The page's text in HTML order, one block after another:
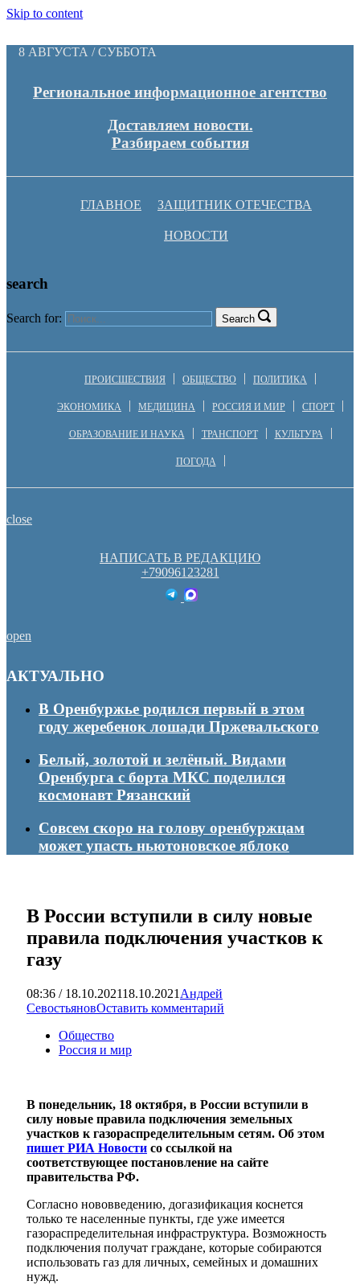
Skip to content
8 АВГУСТА / СУББОТА
Региональное информационное агентство
Доставляем новости.
Разбираем события
ГЛАВНОЕ ЗАЩИТНИК ОТЕЧЕСТВА
НОВОСТИ
search
Search for: Search
ПРОИСШЕСТВИЯ ОБЩЕСТВО ПОЛИТИКА
ЭКОНОМИКА МЕДИЦИНА РОССИЯ И МИР СПОРТ
ОБРАЗОВАНИЕ И НАУКА ТРАНСПОРТ КУЛЬТУРА
ПОГОДА
close
НАПИСАТЬ В РЕДАКЦИЮ
+79096123281
open
АКТУАЛЬНО
В Оренбуржье родился первый в этом
году жеребенок лошади Пржевальского
Белый, золотой и зелёный. Видами
Оренбурга с борта МКС поделился
космонавт Рязанский
Совсем скоро на голову оренбуржцам
может упасть ньютоновское яблоко
В России вступили в силу новые
правила подключения участков к
газу
08:36 / 18.10.202118.10.2021 Андрей
СевостьяновОставить комментарий
Общество
Россия и мир
В понедельник, 18 октября, в России вступили в
силу новые правила подключения земельных
участков к газораспределительным сетям. Об этом
пишет РИА Новости со ссылкой на
соответствующее постановление на сайте
правительства РФ.
Согласно нововведению, догазификация коснется
только те населенные пункты, где уже имеется
газораспределительная инфраструктура. Возможность
подключения получат граждане, которые собираются
использовать газ для личных, семейных и домашних
нужд.